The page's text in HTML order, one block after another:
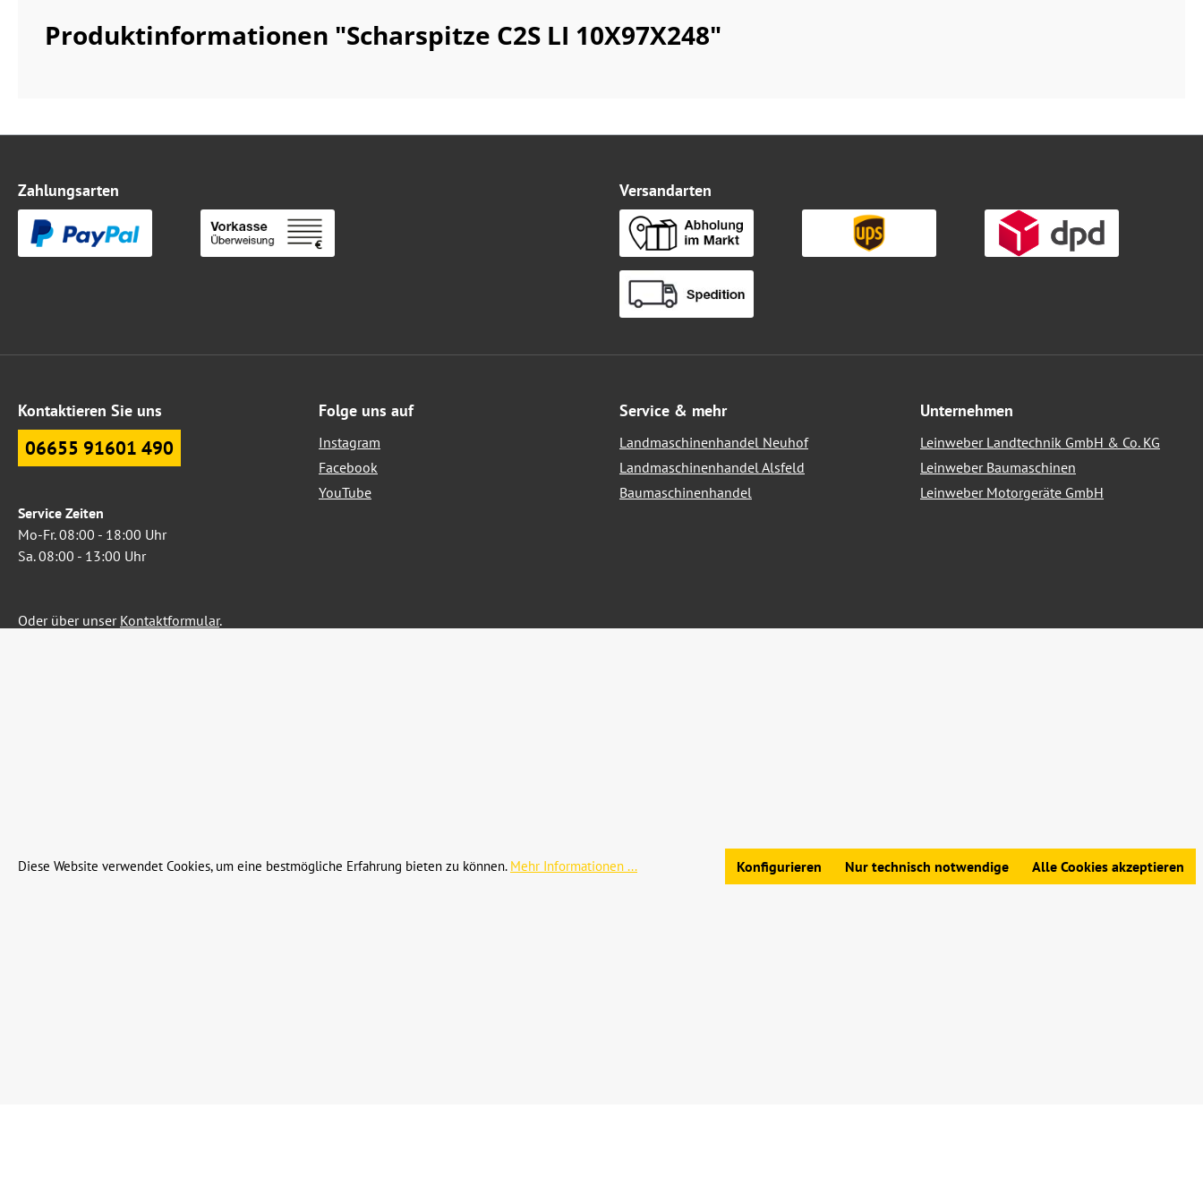
Produktinformationen "Scharspitze C2S LI 10X97X248"
Zahlungsarten Versandarten
Kontaktieren Sie uns
06655 91601 490
Service Zeiten
Mo-Fr. 08:00 - 18:00 Uhr
Sa. 08:00 - 13:00 Uhr
Oder über unser Kontaktformular.
Folge uns auf
Instagram
Facebook
YouTube
Service & mehr
Landmaschinenhandel Neuhof
Landmaschinenhandel Alsfeld
Baumaschinenhandel
Unternehmen
Leinweber Landtechnik GmbH & Co. KG
Leinweber Baumaschinen
Leinweber Motorgeräte GmbH
Allgemeine Geschäftsbedingungen|Widerrufsbelehrung|Datenschutz|Impressum
Diese Website verwendet Cookies, um eine bestmögliche Erfahrung bieten zu können. Mehr Informationen ... Nur technisch notwendige
Konfigurieren Alle Cookies akzeptieren